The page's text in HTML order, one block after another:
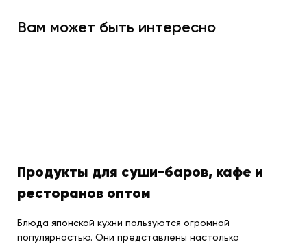
Вам может быть интересно
Продукты для суши-баров, кафе и
ресторанов оптом
Блюда японской кухни пользуются огромной
популярностью. Они представлены настолько